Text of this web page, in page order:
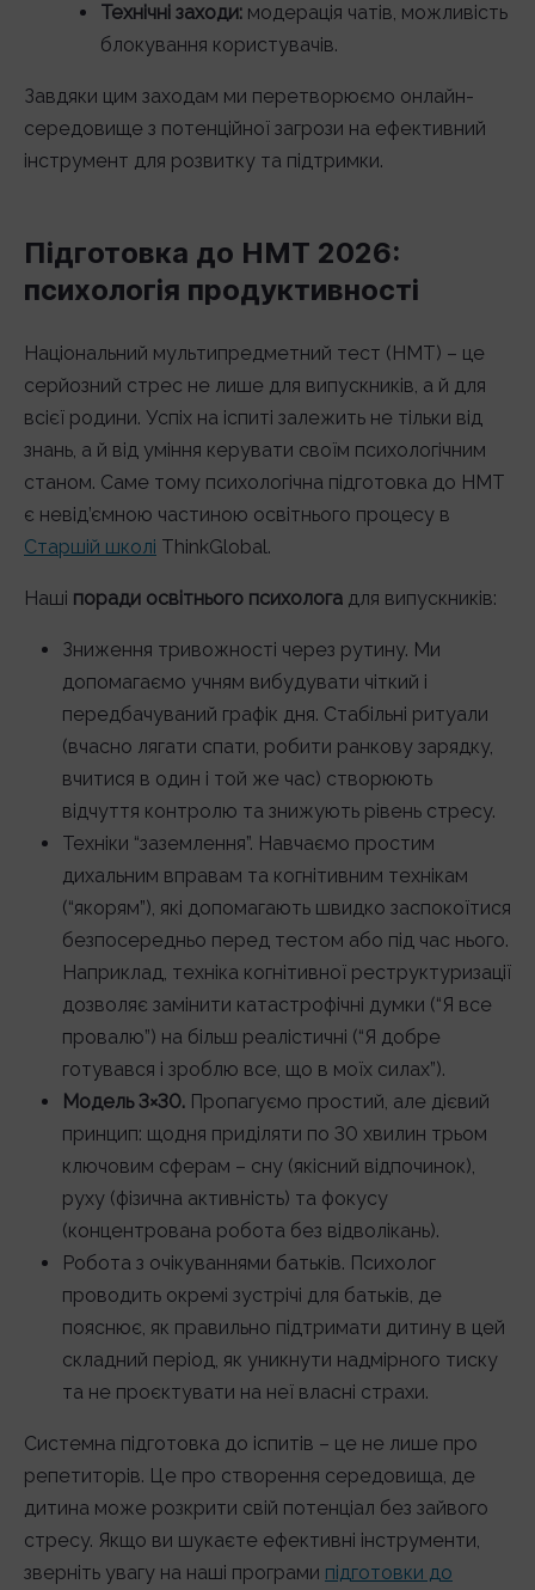
Технічні заходи: модерація чатів, можливість
блокування користувачів.
Завдяки цим заходам ми перетворюємо онлайн-
середовище з потенційної загрози на ефективний
інструмент для розвитку та підтримки.
Підготовка до НМТ 2026:
психологія продуктивності
Національний мультипредметний тест (НМТ) – це
серйозний стрес не лише для випускників, а й для
всієї родини. Успіх на іспиті залежить не тільки від
знань, а й від уміння керувати своїм психологічним
станом. Саме тому психологічна підготовка до НМТ
є невід’ємною частиною освітнього процесу в
Старшій школі ThinkGlobal.
Наші поради освітнього психолога для випускників:
Зниження тривожності через рутину. Ми
допомагаємо учням вибудувати чіткий і
передбачуваний графік дня. Стабільні ритуали
(вчасно лягати спати, робити ранкову зарядку,
вчитися в один і той же час) створюють
відчуття контролю та знижують рівень стресу.
Техніки “заземлення”. Навчаємо простим
дихальним вправам та когнітивним технікам
(“якорям”), які допомагають швидко заспокоїтися
безпосередньо перед тестом або під час нього.
Наприклад, техніка когнітивної реструктуризації
дозволяє замінити катастрофічні думки (“Я все
провалю”) на більш реалістичні (“Я добре
готувався і зроблю все, що в моїх силах”).
Модель 3×30. Пропагуємо простий, але дієвий
принцип: щодня приділяти по 30 хвилин трьом
ключовим сферам – сну (якісний відпочинок),
руху (фізична активність) та фокусу
(концентрована робота без відволікань).
Робота з очікуваннями батьків. Психолог
проводить окремі зустрічі для батьків, де
пояснює, як правильно підтримати дитину в цей
складний період, як уникнути надмірного тиску
та не проєктувати на неї власні страхи.
Системна підготовка до іспитів – це не лише про
репетиторів. Це про створення середовища, де
дитина може розкрити свій потенціал без зайвого
стресу. Якщо ви шукаєте ефективні інструменти,
зверніть увагу на наші програми підготовки до